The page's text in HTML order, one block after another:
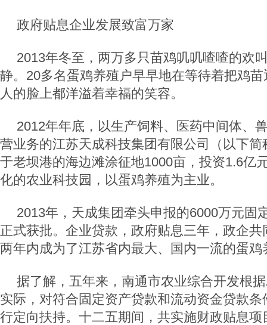
政府贴息企业发展致富万家
2013年冬至，两万多只苗鸡叽叽喳喳的欢
静。 20多名蛋鸡养殖户早早地在等待着把鸡
人的脸上都洋溢着幸福的笑容。
2012年年底，以生产饲料、医药中间体、
营业务的江苏天成科技集团有限公司（以下
于老坝港的海边滩涂征地1000亩，投资1.6亿
化的农业科技园，以蛋鸡养殖为主业。
2013年，天成集团牵头申报的6000万元固
正式获批。企业贷款，政府贴息三年，政企
两年内成为了江苏省内最大、国内一流的蛋鸡
据了解，五年来，南通市农业综合开发根
实际，对符合固定资产贷款和流动资金贷款
行定向扶持。十二五期间，共实施财政贴息项